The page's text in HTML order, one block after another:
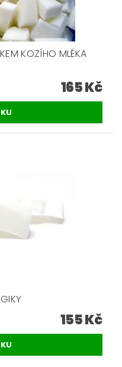
KOZÍHO MLÉKA
165 Kč
155 Kč